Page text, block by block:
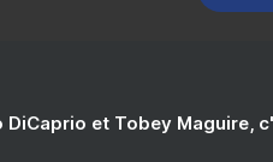
DiCaprio et Tobey Maguire,